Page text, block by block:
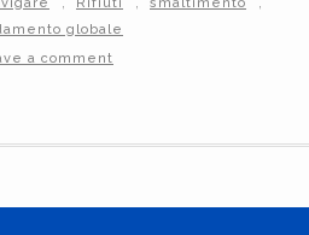
Rifiuti smaltimento
globale
a comment